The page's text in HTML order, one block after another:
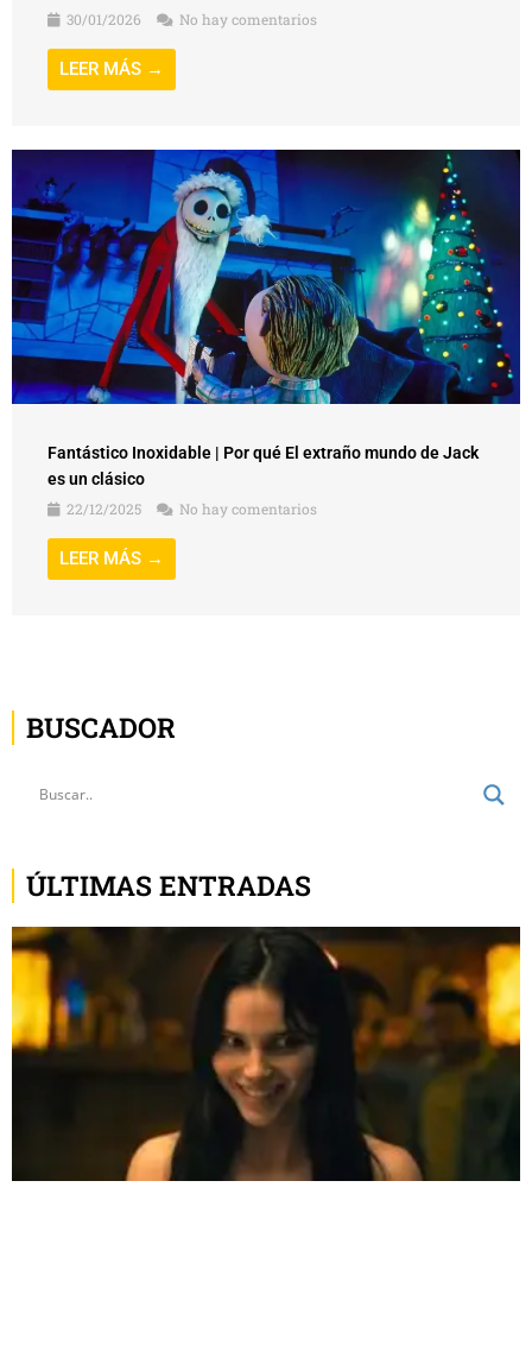
30/01/2026
No hay comentarios
LEER MÁS →
Fantástico Inoxidable | Por qué El extraño mundo de Jack
es un clásico
22/12/2025
No hay comentarios
LEER MÁS →
BUSCADOR
ÚLTIMAS ENTRADAS